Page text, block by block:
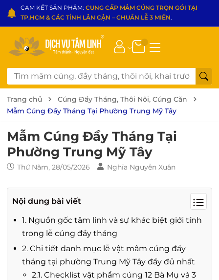
CAM KẾT SẢN PHẨM: CUNG CẤP MÂM CÚNG TRỌN GÓI TẠI
TP.HCM & CÁC TỈNH LÂN CẬN – CHUẨN LỄ 3 MIỀN.
Trang chủ
Cúng Đầy Tháng, Thôi Nôi, Cúng Căn
Mẫm Cúng Đầy Tháng Tại Phường Trung Mỹ Tây
Mẫm Cúng Đầy Tháng Tại
Phường Trung Mỹ Tây
Thứ Năm, 28/05/2026 Nghĩa Nguyễn Xuân
Nội dung bài viết
1. Nguồn gốc tâm linh và sự khác biệt giới tính
trong lễ cúng đầy tháng
2. Chi tiết danh mục lễ vật mâm cúng đầy
tháng tại phường Trung Mỹ Tây đầy đủ nhất
2.1. Checklist vật phẩm cúng 12 Bà Mụ và 3